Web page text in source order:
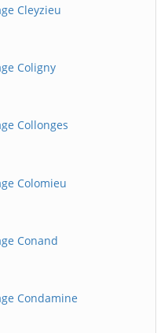
Cleyzieu
Coligny
Collonges
Colomieu
Conand
Condamine